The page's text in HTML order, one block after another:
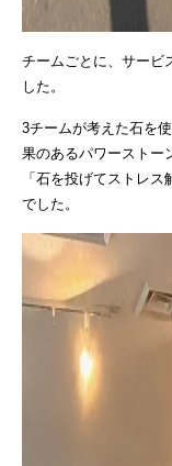
チームごとに、サービ
した。
3チームが考えた石を
果のあるパワーストー
「石を投げてストレ
でした。